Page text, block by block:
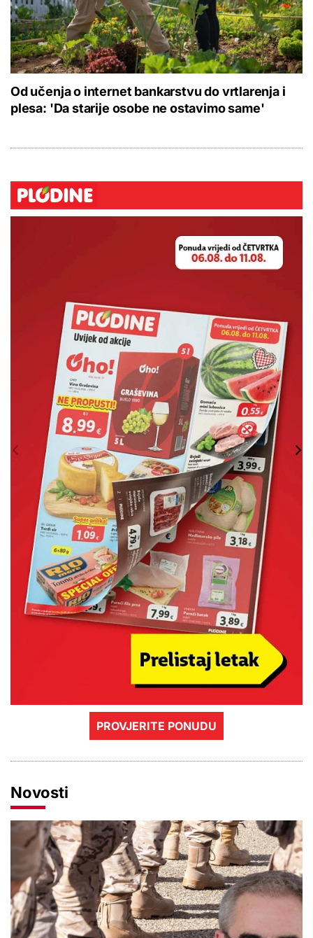
Od učenja o internet bankarstvu do vrtlarenja i
plesa: 'Da starije osobe ne ostavimo same'
PROVJERITE PONUDU
Novosti